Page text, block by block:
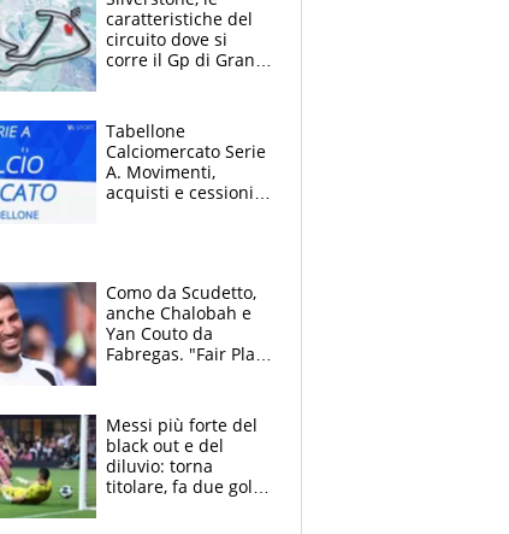
caratteristiche del
circuito dove si
corre il Gp di Gran
Tabellone
Calciomercato Serie
A. Movimenti,
acquisti e cessioni:
Como da Scudetto,
anche Chalobah e
Yan Couto da
Fabregas. "Fair Play
multa"
Messi più forte del
black out e del
diluvio: torna
titolare, fa due gol e